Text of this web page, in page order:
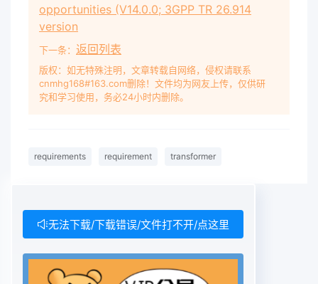
opportunities (V14.0.0; 3GPP TR 26.914
version
下一条： 返回列表
版权：如无特殊注明，文章转载自网络，侵权请联系
cnmhg168#163.com删除！文件均为网友上传，仅供研
究和学习使用，务必24小时内删除。
requirements requirement transformer
无法下载/下载错误/文件打不开/点这里